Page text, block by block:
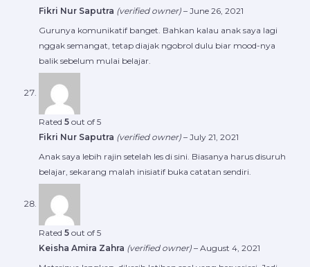
Fikri Nur Saputra (verified owner) – June 26, 2021
Gurunya komunikatif banget. Bahkan kalau anak saya lagi
nggak semangat, tetap diajak ngobrol dulu biar mood-nya
balik sebelum mulai belajar.
Rated 5 out of 5
Fikri Nur Saputra (verified owner) – July 21, 2021
Anak saya lebih rajin setelah les di sini. Biasanya harus disuruh
belajar, sekarang malah inisiatif buka catatan sendiri.
Rated 5 out of 5
Keisha Amira Zahra (verified owner) – August 4, 2021